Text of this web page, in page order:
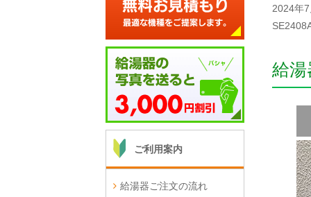
2024年
給湯
ご利用案内
給湯器ご注文の流れ